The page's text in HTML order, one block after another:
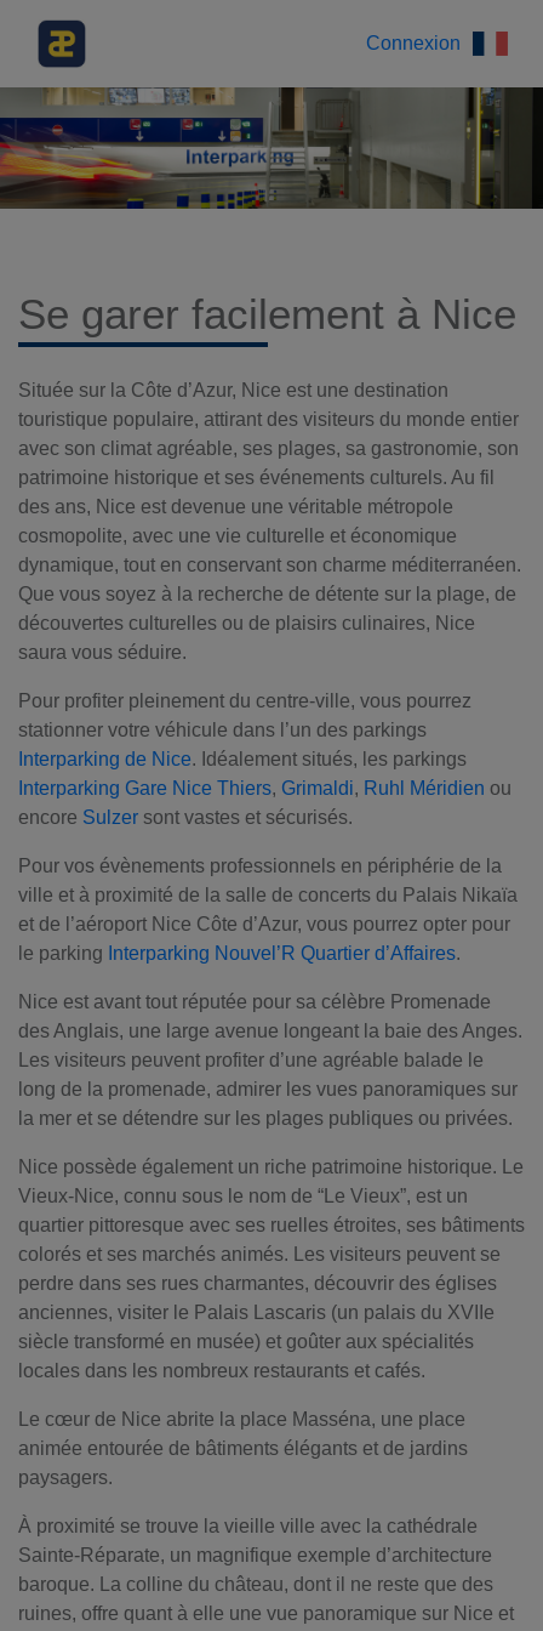
Connexion
Se garer facilement à Nice
Située sur la Côte d’Azur, Nice est une destination
touristique populaire, attirant des visiteurs du monde entier
avec son climat agréable, ses plages, sa gastronomie, son
patrimoine historique et ses événements culturels. Au fil
des ans, Nice est devenue une véritable métropole
cosmopolite, avec une vie culturelle et économique
dynamique, tout en conservant son charme méditerranéen.
Que vous soyez à la recherche de détente sur la plage, de
découvertes culturelles ou de plaisirs culinaires, Nice
saura vous séduire.
Pour profiter pleinement du centre-ville, vous pourrez
stationner votre véhicule dans l’un des parkings
Interparking de Nice. Idéalement situés, les parkings
Interparking Gare Nice Thiers, Grimaldi, Ruhl Méridien ou
encore Sulzer sont vastes et sécurisés.
Pour vos évènements professionnels en périphérie de la
ville et à proximité de la salle de concerts du Palais Nikaïa
et de l’aéroport Nice Côte d’Azur, vous pourrez opter pour
le parking Interparking Nouvel’R Quartier d’Affaires.
Nice est avant tout réputée pour sa célèbre Promenade
des Anglais, une large avenue longeant la baie des Anges.
Les visiteurs peuvent profiter d’une agréable balade le
long de la promenade, admirer les vues panoramiques sur
la mer et se détendre sur les plages publiques ou privées.
Nice possède également un riche patrimoine historique. Le
Vieux-Nice, connu sous le nom de “Le Vieux”, est un
quartier pittoresque avec ses ruelles étroites, ses bâtiments
colorés et ses marchés animés. Les visiteurs peuvent se
perdre dans ses rues charmantes, découvrir des églises
anciennes, visiter le Palais Lascaris (un palais du XVIIe
siècle transformé en musée) et goûter aux spécialités
locales dans les nombreux restaurants et cafés.
Le cœur de Nice abrite la place Masséna, une place
animée entourée de bâtiments élégants et de jardins
paysagers.
À proximité se trouve la vieille ville avec la cathédrale
Sainte-Réparate, un magnifique exemple d’architecture
baroque. La colline du château, dont il ne reste que des
ruines, offre quant à elle une vue panoramique sur Nice et